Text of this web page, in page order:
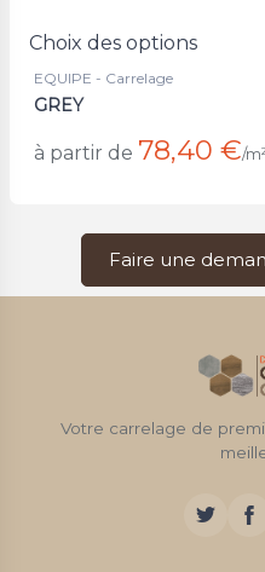
Choix des options
EQUIPE - Carrelage
GREY
à partir de 78,40 €/m²
Faire une
Votre carrelage de